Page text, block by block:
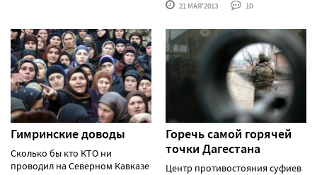
21 МАЯ'2013 10
Гимринские доводы
Сколько бы кто КТО ни
проводил на Северном Кавказе
Горечь самой горячей
точки Дагестана
Центр противостояния суфиев